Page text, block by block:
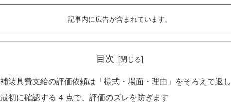
記事内に広告が含まれています。
目次
補装具費支給の評価依頼は「様式・場面・理由」をそろえて返
最初に確認する 4 点で、評価のズレを防ぎます